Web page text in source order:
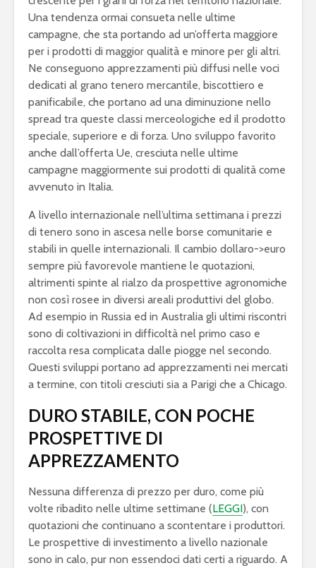
Una tendenza ormai consueta nelle ultime
campagne, che sta portando ad un’offerta maggiore
per i prodotti di maggior qualità e minore per gli altri.
Ne conseguono apprezzamenti più diffusi nelle voci
dedicati al grano tenero mercantile, biscottiero e
panificabile, che portano ad una diminuzione nello
spread tra queste classi merceologiche ed il prodotto
speciale, superiore e di forza. Uno sviluppo favorito
anche dall’offerta Ue, cresciuta nelle ultime
campagne maggiormente sui prodotti di qualità come
avvenuto in Italia.
A livello internazionale nell’ultima settimana i prezzi
di tenero sono in ascesa nelle borse comunitarie e
stabili in quelle internazionali. Il cambio dollaro->euro
sempre più favorevole mantiene le quotazioni,
altrimenti spinte al rialzo da prospettive agronomiche
non così rosee in diversi areali produttivi del globo.
Ad esempio in Russia ed in Australia gli ultimi riscontri
sono di coltivazioni in difficoltà nel primo caso e
raccolta resa complicata dalle piogge nel secondo.
Questi sviluppi portano ad apprezzamenti nei mercati
a termine, con titoli cresciuti sia a Parigi che a Chicago.
DURO STABILE, CON POCHE
PROSPETTIVE DI
APPREZZAMENTO
Nessuna differenza di prezzo per duro, come più
volte ribadito nelle ultime settimane (LEGGI), con
quotazioni che continuano a scontentare i produttori.
Le prospettive di investimento a livello nazionale
sono in calo, pur non essendoci dati certi a riguardo. A